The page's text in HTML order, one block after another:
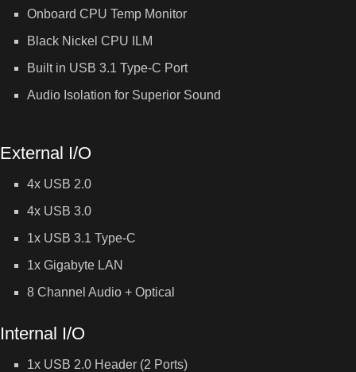
Onboard CPU Temp Monitor
Black Nickel CPU ILM
Built in USB 3.1 Type-C Port
Audio Isolation for Superior Sound
External I/O
4x USB 2.0
4x USB 3.0
1x USB 3.1 Type-C
1x Gigabyte LAN
8 Channel Audio + Optical
Internal I/O
1x USB 2.0 Header (2 Ports)